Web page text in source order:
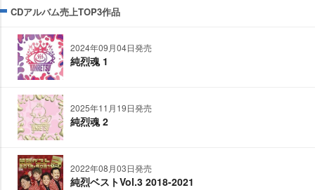
CDアルバム売上TOP3作品
2024年09月04日発売
純烈魂 1
2025年11月19日発売
純烈魂 2
2022年08月03日発売
純烈ベストVol.3 2018-2021